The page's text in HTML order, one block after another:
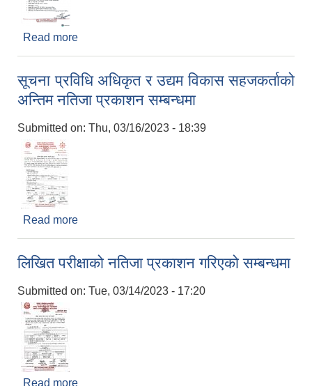
Read more
सूचना प्रविधि अधिकृत र उद्यम विकास सहजकर्ताको
अन्तिम नतिजा प्रकाशन सम्बन्धमा
Submitted on: Thu, 03/16/2023 - 18:39
Read more
लिखित परीक्षाको नतिजा प्रकाशन गरिएको सम्बन्धमा
Submitted on: Tue, 03/14/2023 - 17:20
Read more